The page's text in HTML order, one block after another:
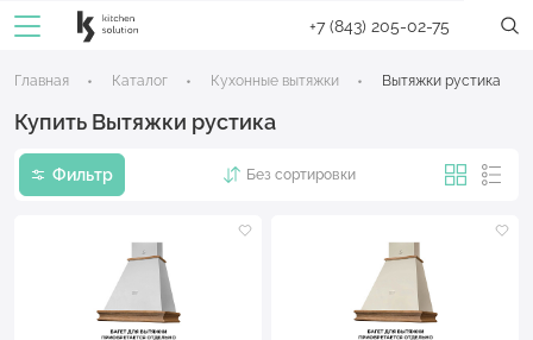
+7 (843) 205-02-75
Главная Каталог Кухонные вытяжки Вытяжки рустика
Купить Вытяжки рустика
Фильтр Без сортировки